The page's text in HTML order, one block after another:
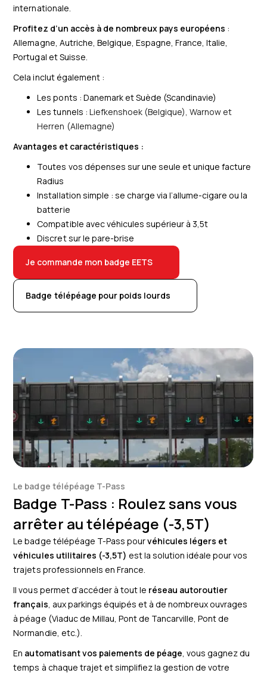
internationale.
Profitez d’un accès à de nombreux pays européens :
Allemagne, Autriche, Belgique, Espagne, France, Italie,
Portugal et Suisse.
Cela inclut également :
Les ponts : Danemark et Suède (Scandinavie)
Les tunnels : Liefkenshoek (Belgique), Warnow et
Herren (Allemagne)
Avantages et caractéristiques :
Toutes vos dépenses sur une seule et unique facture
Radius
Installation simple : se charge via l’allume-cigare ou la
batterie
Compatible avec véhicules supérieur à 3,5t
Discret sur le pare-brise
Je commande mon badge EETS
Badge télépéage pour poids lourds
Le badge télépéage T-Pass
Badge T-Pass : Roulez sans vous
arrêter au télépéage (-3,5T)
Le badge télépéage T-Pass pourvéhicules légers et
véhicules utilitaires (-3,5T) est la solution idéale pour vos
trajets professionnels en France.
Il vous permet d’accéder à tout le réseau autoroutier
français, aux parkings équipés et à de nombreux ouvrages
à péage (Viaduc de Millau, Pont de Tancarville, Pont de
Normandie, etc.).
En automatisant vos paiements de péage, vous gagnez du
temps à chaque trajet et simplifiez la gestion de votre